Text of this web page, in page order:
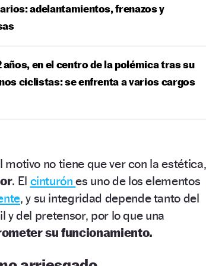
adelantamientos, frenazos y
años, en el centro de la polémica tras su
ciclistas: se enfrenta a varios cargos
motivo no tiene que ver con la estética,
. El cinturónes uno de los elementos
, y su integridad depende tanto del
del pretensor, por lo que una
su funcionamiento.